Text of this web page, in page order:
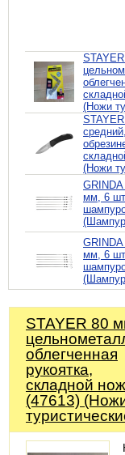
(Ножи
(Ножи
мм, 6
мм, 6
STAYER 80
облегченная
рукоятка,
складной нож
(47613)